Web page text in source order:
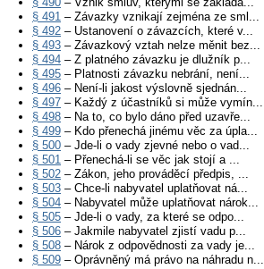
§ 491 – Závazky vznikají zejména ze sml...
§ 492 – Ustanovení o závazcích, které v...
§ 493 – Závazkový vztah nelze měnit bez...
§ 494 – Z platného závazku je dlužník p...
§ 495 – Platnosti závazku nebrání, není...
§ 496 – Není-li jakost výslovně sjednán...
§ 497 – Každý z účastníků si může vymín...
§ 498 – Na to, co bylo dáno před uzavře...
§ 499 – Kdo přenechá jinému věc za úpla...
§ 500 – Jde-li o vady zjevné nebo o vad...
§ 501 – Přenechá-li se věc jak stojí a ...
§ 502 – Zákon, jeho prováděcí předpis, ...
§ 503 – Chce-li nabyvatel uplatňovat ná...
§ 504 – Nabyvatel může uplatňovat nárok...
§ 505 – Jde-li o vady, za které se odpo...
§ 506 – Jakmile nabyvatel zjistí vadu p...
§ 508 – Nárok z odpovědnosti za vady je...
§ 509 – Oprávněný má právo na náhradu n...